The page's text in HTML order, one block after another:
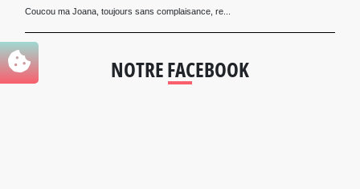
Coucou ma Joana, toujours sans complaisance, re...
NOTRE FACEBOOK